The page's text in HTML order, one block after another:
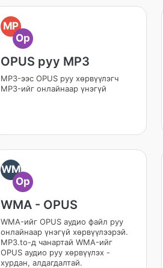
MP
Op
OPUS руу MP3
MP3-ээс OPUS руу хөрвүүлэгч
MP3-ийг онлайнаар үнэгүй
WM
Op
WMA - OPUS
WMA-ийг OPUS аудио файл руу
онлайнаар үнэгүй хөрвүүлээрэй.
MP3.to-д чанартай WMA-ийг
OPUS аудио руу хөрвүүлэх -
хурдан, алдагдалтай.